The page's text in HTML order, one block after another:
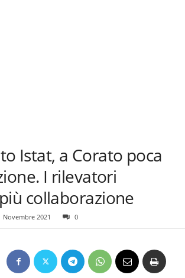
Istat, a Corato poca
I rilevatori
collaborazione
Novembre 2021 0